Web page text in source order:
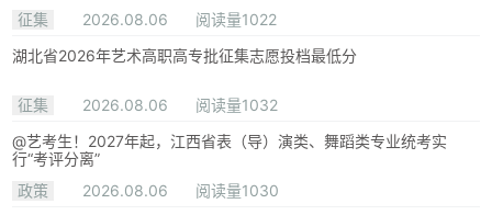
征集 2026.08.06
阅读量1022
湖北省2026年艺术高职高专批征集志愿投档最低分
征集 2026.08.06
阅读量1032
@艺考生！2027年起，江西省表（导）演类、舞蹈类专业统考实
行“考评分离”
政策
2026.08.06
阅读量1030